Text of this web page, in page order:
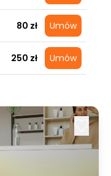
80 zł Umów
250 zł Umów